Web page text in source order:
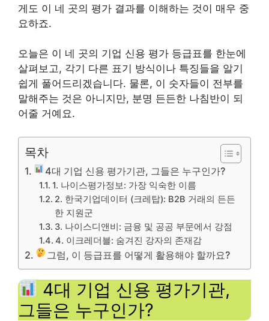
게도 이 네 곳의 평가 결과를 이해하는 것이 매우 중
요하죠.
오늘은 이 네 곳의 기업 신용 평가 등급표를 한눈에
살펴보고, 각기 다른 표기 방식이나 특징들을 알기
쉽게 풀어드리겠습니다. 물론, 이 숫자들이 전부를
말해주는 것은 아니지만, 분명 든든한 나침반이 되
어줄 거예요.
목차
4대 기업 신용 평가기관, 그들은 누구인가?
1. 나이스평가정보: 가장 익숙한 이름
2. 한국기업데이터 (크레탑): B2B 거래의 든든
한 지원군
3. 나이스디앤비: 금융 및 공공 부문에서 강점
4. 이크레더블: 숨겨진 강자의 존재감
그럼, 이 등급표를 어떻게 활용해야 할까요?
4대 기업 신용 평가기관,
그들은 누구인가?